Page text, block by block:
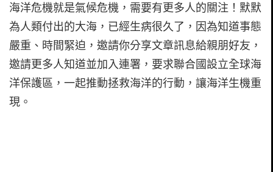
海洋危機就是氣候危機，需要有更多人的關注！默默
為人類付出的大海，已經生病很久了，因為知道事態
嚴重、時間緊迫，邀請你分享文章訊息給親朋好友，
邀請更多人知道並加入連署，要求聯合國設立全球海
洋保護區，一起推動拯救海洋的行動，讓海洋生機重
現。